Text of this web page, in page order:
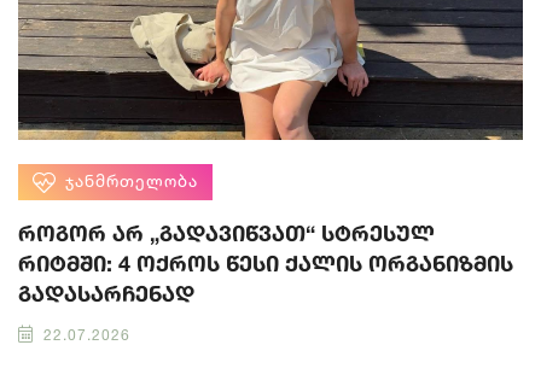
ᲯᲐᲜᲛᲠᲗᲔᲚᲝᲑᲐ
როგორ არ „გადავიწვათ“ სტრესულ
რიტმში: 4 ოქროს წესი ქალის ორგანიზმის
გადასარჩენად
22.07.2026